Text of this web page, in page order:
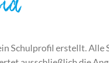
Schulprofil erstellt. Alle